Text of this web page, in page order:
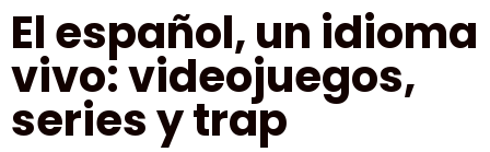
El español, un idioma
vivo: videojuegos,
series y trap